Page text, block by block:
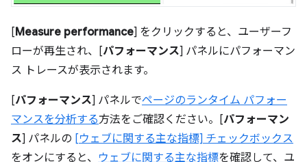
[Measure performance] をクリックすると、ユーザーフ
ローが再生され、[パフォーマンス] パネルにパフォーマン
ス トレースが表示されます。
[パフォーマンス] パネルでページのランタイム パフォー
マンスを分析する方法をご確認ください。[パフォーマン
ス] パネルの [ウェブに関する主な指標] チェックボックス
をオンにすると、 ウェブに関する主な指標を確認して、ユ